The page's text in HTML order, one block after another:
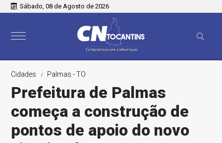
Sábado, 08 de Agosto de 2026
Cidades Palmas - TO
Prefeitura de Palmas
começa a construção de
pontos de apoio do novo